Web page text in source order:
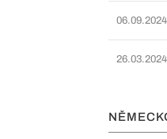
06.09.2024
26.03.2024